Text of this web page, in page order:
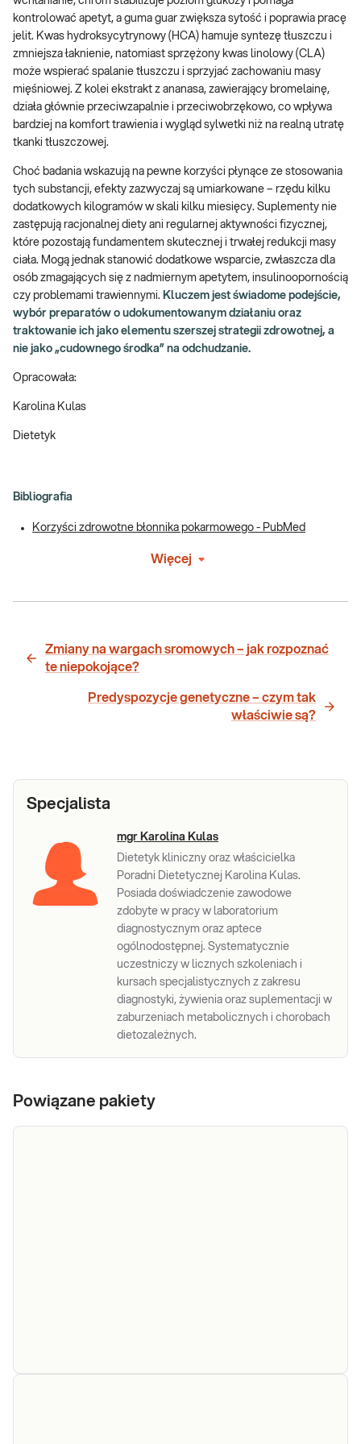
kontrolować apetyt, a guma guar zwiększa sytość i poprawia pracę
jelit. Kwas hydroksycytrynowy (HCA) hamuje syntezę tłuszczu i
zmniejsza łaknienie, natomiast sprzężony kwas linolowy (CLA)
może wspierać spalanie tłuszczu i sprzyjać zachowaniu masy
mięśniowej. Z kolei ekstrakt z ananasa, zawierający bromelainę,
działa głównie przeciwzapalnie i przeciwobrzękowo, co wpływa
bardziej na komfort trawienia i wygląd sylwetki niż na realną utratę
tkanki tłuszczowej.
Choć badania wskazują na pewne korzyści płynące ze stosowania
tych substancji, efekty zazwyczaj są umiarkowane – rzędu kilku
dodatkowych kilogramów w skali kilku miesięcy. Suplementy nie
zastępują racjonalnej diety ani regularnej aktywności fizycznej,
które pozostają fundamentem skutecznej i trwałej redukcji masy
ciała. Mogą jednak stanowić dodatkowe wsparcie, zwłaszcza dla
osób zmagających się z nadmiernym apetytem, insulinoopornością
czy problemami trawiennymi. Kluczem jest świadome podejście,
wybór preparatów o udokumentowanym działaniu oraz
traktowanie ich jako elementu szerszej strategii zdrowotnej, a
nie jako „cudownego środka” na odchudzanie.
Opracowała:
Karolina Kulas
Dietetyk
Bibliografia
Korzyści zdrowotne błonnika pokarmowego - PubMed
Więcej
Zmiany na wargach sromowych – jak rozpoznać
te niepokojące?
Predyspozycje genetyczne – czym tak
właściwie są?
Specjalista
mgr Karolina Kulas
Dietetyk kliniczny oraz właścicielka
Poradni Dietetycznej Karolina Kulas.
Posiada doświadczenie zawodowe
zdobyte w pracy w laboratorium
diagnostycznym oraz aptece
ogólnodostępnej. Systematycznie
uczestniczy w licznych szkoleniach i
kursach specjalistycznych z zakresu
diagnostyki, żywienia oraz suplementacji w
zaburzeniach metabolicznych i chorobach
dietozależnych.
Powiązane pakiety